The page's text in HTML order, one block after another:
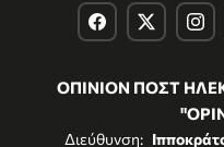
ΟΠΙΝΙΟΝ ΠΟΣΤ
Διεύθυνση: